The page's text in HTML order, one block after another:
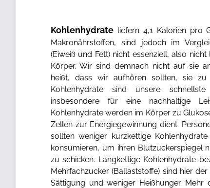
Kohlenhydrate liefern 4,1 Kalorien pro
Makronährstoffen, sind jedoch im
(Eiweiß und Fett) nicht essenziell, also
Körper. Wir sind demnach nicht auf sie
heißt, dass wir aufhören sollten, sie zu
Kohlenhydrate sind unsere
insbesondere für eine nachhaltige
Kohlenhydrate werden im Körper zu
Zellen zur Energiegewinnung dient.
sollten weniger kurzkettige
konsumieren, um ihren Blutzuckerspiegel
zu schicken. Langkettige Kohlenhydrate
Mehrfachzucker (Ballaststoffe) sind hier
Sättigung und weniger Heißhunger.